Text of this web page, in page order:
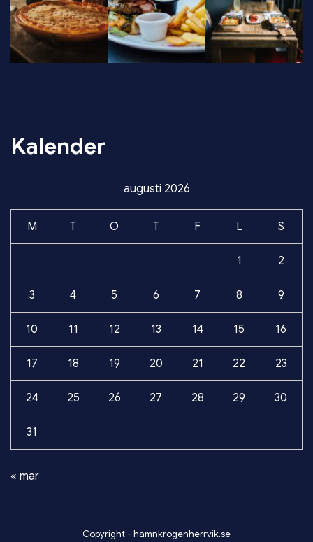
Kalender
augusti 2026
M T O T F L S
1 2
3 4 5 6 7 8 9
10 11 12 13 14 15 16
17 18 19 20 21 22 23
24 25 26 27 28 29 30
31
« mar